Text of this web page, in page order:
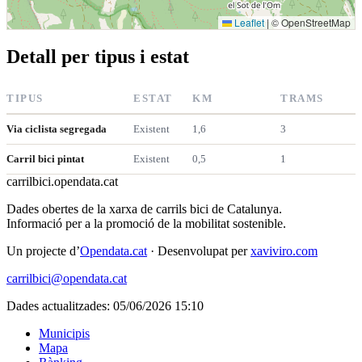
Leaflet| © OpenStreetMap
Detall per tipus i estat
TIPUS ESTAT KM TRAMS
Via ciclista segregada Existent 1,6 3
Carril bici pintat Existent 0,5 1
carrilbici.opendata.cat
Dades obertes de la xarxa de carrils bici de Catalunya.
Informació per a la promoció de la mobilitat sostenible.
Un projecte d’Opendata.cat · Desenvolupat perxaviviro.com
carrilbici@opendata.cat
Dades actualitzades: 05/06/2026 15:10
Municipis
Mapa